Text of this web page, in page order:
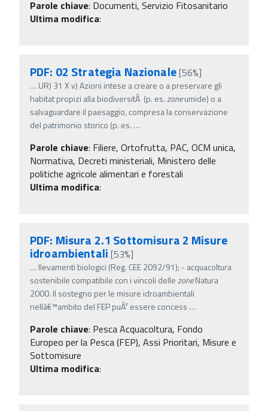
Parole chiave: Documenti, Servizio Fitosanitario
Ultima modifica:
PDF: 02 Strategia Nazionale[56%]
… UR) 31 X v) Azioni intese a creare o a preservare gli
habitat propizi alla biodiversitÃ (p. es.zoneumide) o a
salvaguardare il paesaggio, compresa la conservazione
del patrimonio storico (p. es. …
Parole chiave: Filiere, Ortofrutta, PAC, OCM unica,
Normativa, Decreti ministeriali, Ministero delle
politiche agricole alimentari e forestali
Ultima modifica:
PDF: Misura 2.1 Sottomisura 2 Misure
idroambientali [53%]
… llevamenti biologici (Reg. CEE 2092/91); - acquacoltura
sostenibile compatibile con i vincoli dellezoneNatura
2000. Il sostegno per le misure idroambientali
nellâ€™ambito del FEP puÃ² essere concess …
Parole chiave: Pesca Acquacoltura, Fondo
Europeo per la Pesca (FEP), Assi Prioritari, Misure e
Sottomisure
Ultima modifica: